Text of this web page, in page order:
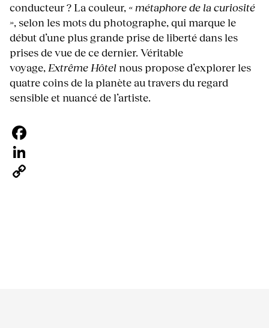
conducteur ? La couleur, « métaphore de la curiosité
», selon les mots du photographe, qui marque le
début d’une plus grande prise de liberté dans les
prises de vue de ce dernier. Véritable
voyage,Extrême Hôtelnous propose d’explorer les
quatre coins de la planète au travers du regard
sensible et nuancé de l’artiste.
Facebook
LinkedIn